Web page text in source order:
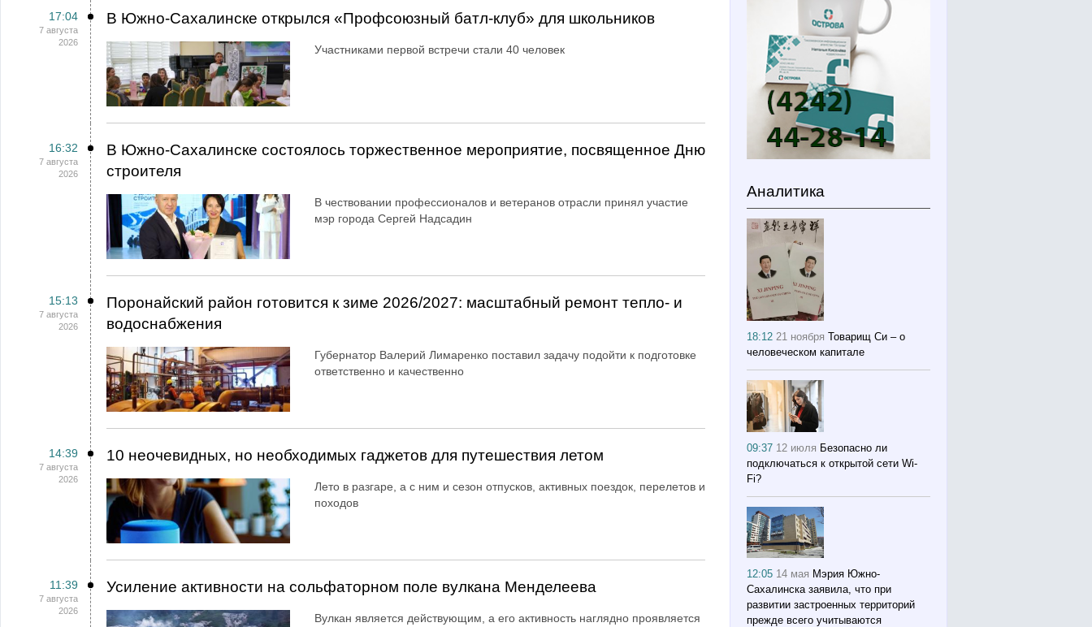
17:04
7 августа
2026
В Южно-Сахалинске открылся «Профсоюзный батл-клуб» для школьников
Участниками первой встречи стали 40 человек
16:32
7 августа
2026
В Южно-Сахалинске состоялось торжественное мероприятие, посвященное Дню
строителя
В чествовании профессионалов и ветеранов отрасли принял участие
мэр города Сергей Надсадин
15:13
7 августа
2026
Поронайский район готовится к зиме 2026/2027: масштабный ремонт тепло- и
водоснабжения
Губернатор Валерий Лимаренко поставил задачу подойти к подготовке
ответственно и качественно
14:39
7 августа
2026
10 неочевидных, но необходимых гаджетов для путешествия летом
Лето в разгаре, а с ним и сезон отпусков, активных поездок, перелетов и
походов
11:39
7 августа
2026
Усиление активности на сольфаторном поле вулкана Менделеева
Вулкан является действующим, а его активность наглядно проявляется
Аналитика
18:1221 ноября Товарищ Си – о
человеческом капитале
09:37 12 июля Безопасно ли
подключаться к открытой сети Wi-
Fi?
12:05 14 мая Мэрия Южно-
Сахалинска заявила, что при
развитии застроенных территорий
прежде всего учитываются